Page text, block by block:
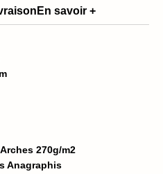
En savoir +
270g/m2
Anagraphis